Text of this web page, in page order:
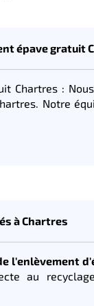
épave gratuit
Chartres :
Notre
à Chartres
l'enlèvement
au